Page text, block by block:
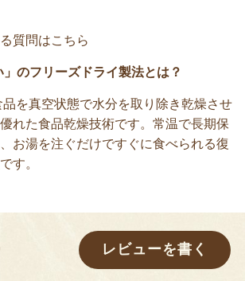
質問はこちら
のフリーズドライ製法とは？
を真空状態で水分を取り除き乾燥させ
れた食品乾燥技術です。常温で長期保
お湯を注ぐだけですぐに食べられる復
す。
レビューを書く